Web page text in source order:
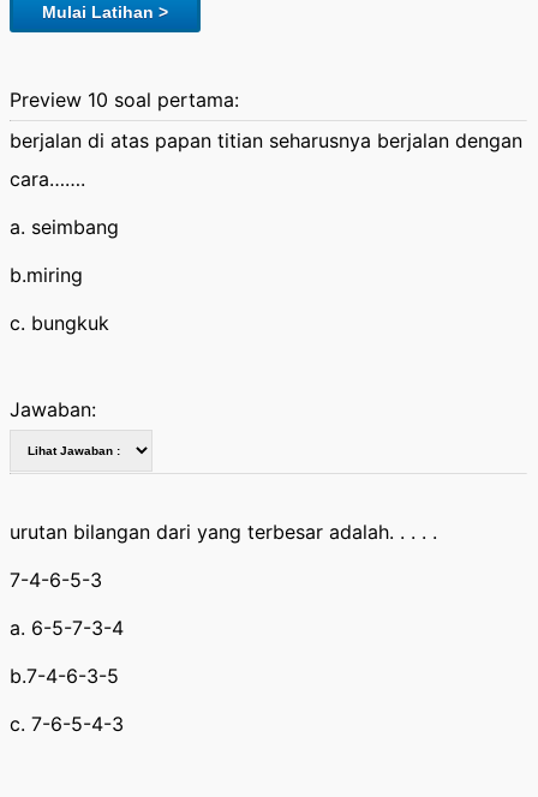
Mulai Latihan >
Preview 10 soal pertama:
berjalan di atas papan titian seharusnya berjalan dengan
cara…….
a. seimbang
b.miring
c. bungkuk
Jawaban:
urutan bilangan dari yang terbesar adalah. . . . .
7-4-6-5-3
a. 6-5-7-3-4
b.7-4-6-3-5
c. 7-6-5-4-3